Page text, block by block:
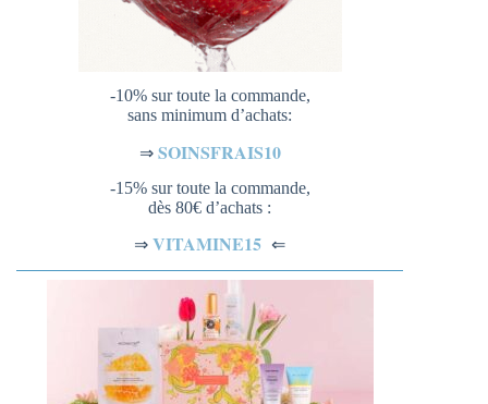
-10% sur toute la commande,
sans minimum d’achats:
⇒ SOINSFRAIS10
-15% sur toute la commande,
dès 80€ d’achats :
⇒VITAMINE15 ⇐